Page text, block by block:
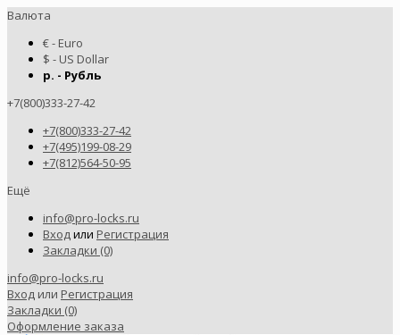
Валюта
€ - Euro
$ - US Dollar
р. - Рубль
+7(800)333-27-42
+7(800)333-27-42
+7(495)199-08-29
+7(812)564-50-95
Ещё
info@pro-locks.ru
Входили Регистрация
Закладки (0)
info@pro-locks.ru
Вход или Регистрация
Закладки (0)
Оформление заказа